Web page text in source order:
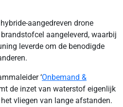
aangedreven drone
aangeleverd, waarbij
leverde om de benodigde
‘Onbemand &
de inzet van waterstof eigenlijk
vliegen van lange afstanden.